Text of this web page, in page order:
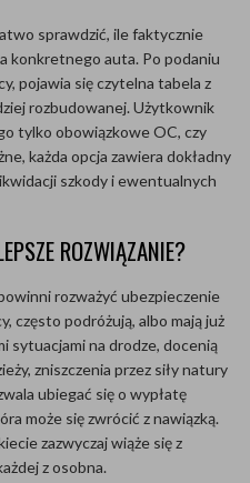
sprawdzić, ile faktycznie
konkretnego auta. Po podaniu
pojawia się czytelna tabela z
rozbudowanej. Użytkownik
tylko obowiązkowe OC, czy
każda opcja zawiera dokładny
szkody i ewentualnych
ROZWIĄZANIE?
rozważyć ubezpieczenie
często podróżują, albo mają już
sytuacjami na drodze, docenią
zniszczenia przez siły natury
ubiegać się o wypłatę
może się zwrócić z nawiązką.
zazwyczaj wiąże się z
z osobna.